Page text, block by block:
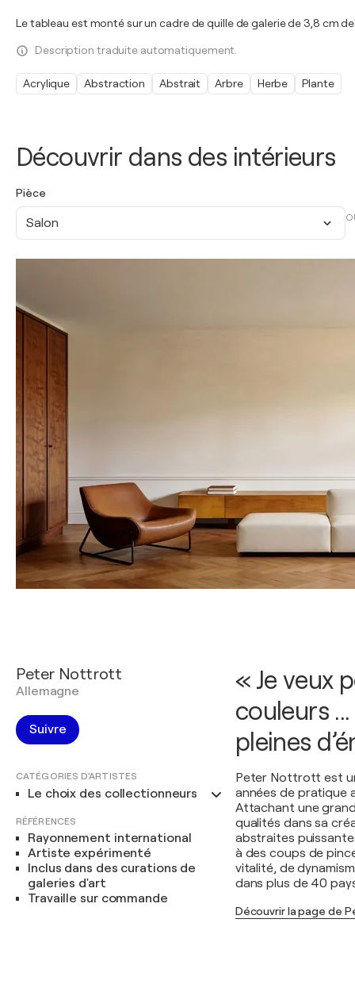
Découvrir dans des intérieurs
Pièce
Salon
Le tableau est monté sur un cadre de quille de galerie de 3,8 cm
Description traduite automatiquement.
Acrylique Abstraction Abstrait Arbre Herbe Plante
Peter Nottrott
Allemagne
Suivre
CATÉGORIES D'ARTISTES
Le choix des collectionneurs
RÉFÉRENCES
Rayonnement international
Artiste expérimenté
Inclus dans des curations de
galeries d'art
Travaille sur commande
« Je veux
couleurs
pleines
Peter Nottrott est
années de pratique
Attachant une
qualités dans sa
abstraites
à des coups de
vitalité, de
dans plus de 40
Découvrir la page de